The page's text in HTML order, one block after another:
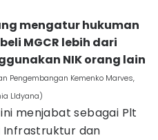
mengatur hukuman
MGCR lebih dari
NIK orang lain
Pengembangan Kemenko Marves,
LIdyana)
menjabat sebagai Plt
Infrastruktur dan